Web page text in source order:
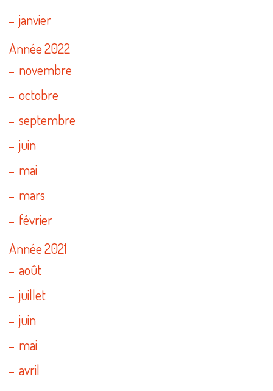
janvier
Année 2022
novembre
octobre
septembre
juin
mai
mars
février
Année 2021
août
juillet
juin
mai
avril